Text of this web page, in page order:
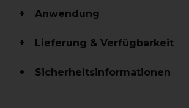
Anwendung
Lieferung & Verfügbarkeit
Sicherheitsinformationen